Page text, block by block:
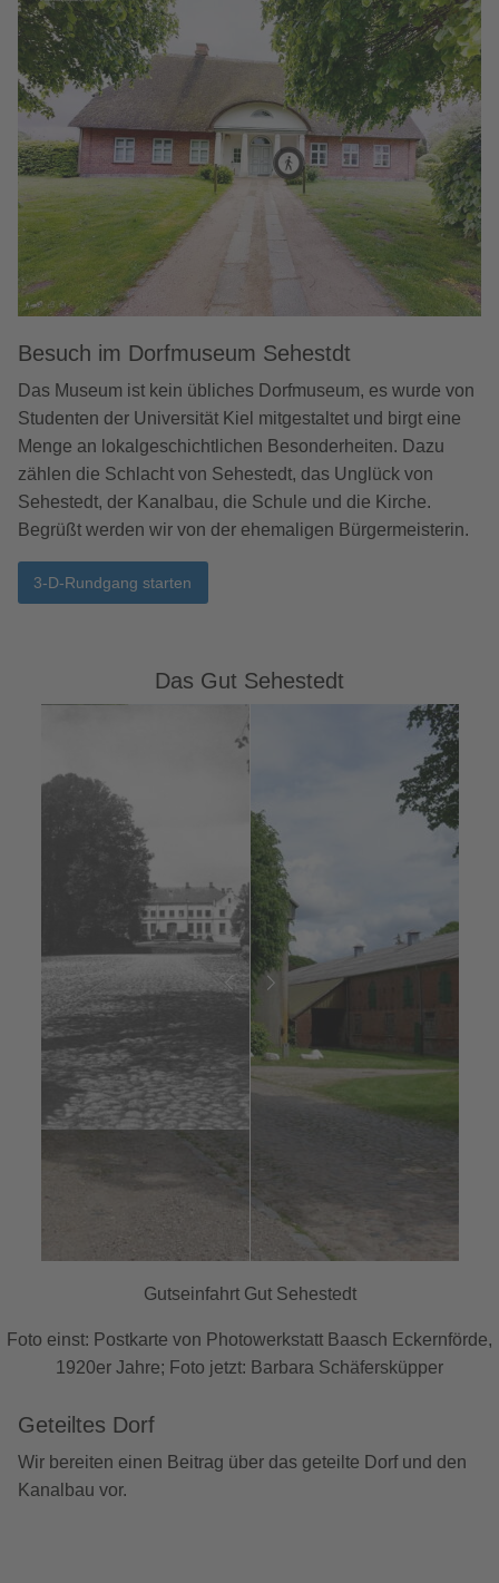
Besuch im Dorfmuseum Sehestdt
Das Museum ist kein übliches Dorfmuseum, es wurde von
Studenten der Universität Kiel mitgestaltet und birgt eine
Menge an lokalgeschichtlichen Besonderheiten. Dazu
zählen die Schlacht von Sehestedt, das Unglück von
Sehestedt, der Kanalbau, die Schule und die Kirche.
Begrüßt werden wir von der ehemaligen Bürgermeisterin.
3-D-Rundgang starten
Das Gut Sehestedt
Gutseinfahrt Gut Sehestedt
Foto einst: Postkarte von Photowerkstatt Baasch Eckernförde,
1920er Jahre; Foto jetzt: Barbara Schäfersküpper
Geteiltes Dorf
Wir bereiten einen Beitrag über das geteilte Dorf und den
Kanalbau vor.